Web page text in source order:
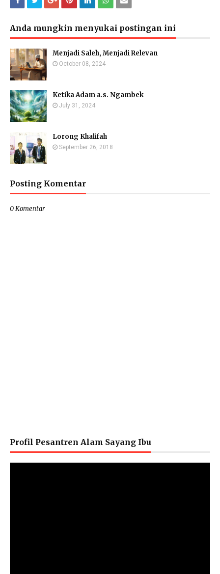
Anda mungkin menyukai postingan ini
Menjadi Saleh, Menjadi Relevan
October 08, 2024
Ketika Adam a.s. Ngambek
July 31, 2024
Lorong Khalifah
September 26, 2018
Posting Komentar
0 Komentar
Profil Pesantren Alam Sayang Ibu